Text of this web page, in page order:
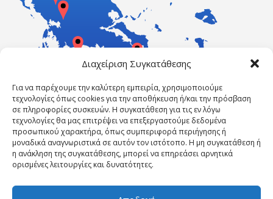
Διαχείριση Συγκατάθεσης
Για να παρέχουμε την καλύτερη εμπειρία, χρησιμοποιούμε
τεχνολογίες όπως cookies για την αποθήκευση ή/και την πρόσβαση
σε πληροφορίες συσκευών. Η συγκατάθεση για τις εν λόγω
τεχνολογίες θα μας επιτρέψει να επεξεργαστούμε δεδομένα
προσωπικού χαρακτήρα, όπως συμπεριφορά περιήγησης ή
μοναδικά αναγνωριστικά σε αυτόν τον ιστότοπο. Η μη συγκατάθεση ή
η ανάκληση της συγκατάθεσης, μπορεί να επηρεάσει αρνητικά
ορισμένες λειτουργίες και δυνατότητες.